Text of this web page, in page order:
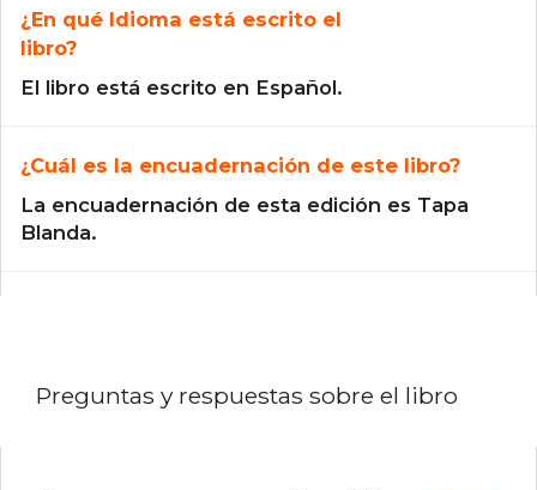
¿En qué Idioma está escrito el
libro?
El libro está escrito en Español.
¿Cuál es la encuadernación de este libro?
La encuadernación de esta edición es Tapa
Blanda.
Preguntas y respuestas sobre el libro